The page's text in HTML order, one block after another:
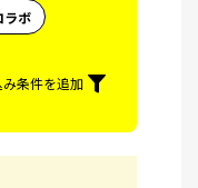
ラボ
条件を追加